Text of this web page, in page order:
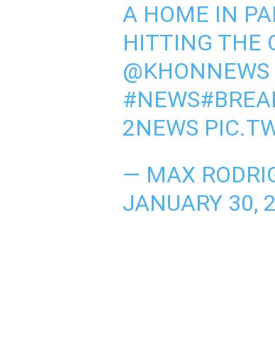
A HOME IN
HITTING THE
@KHONNEWS
#NEWS
2NEWS
— MAX
JANUARY 30,